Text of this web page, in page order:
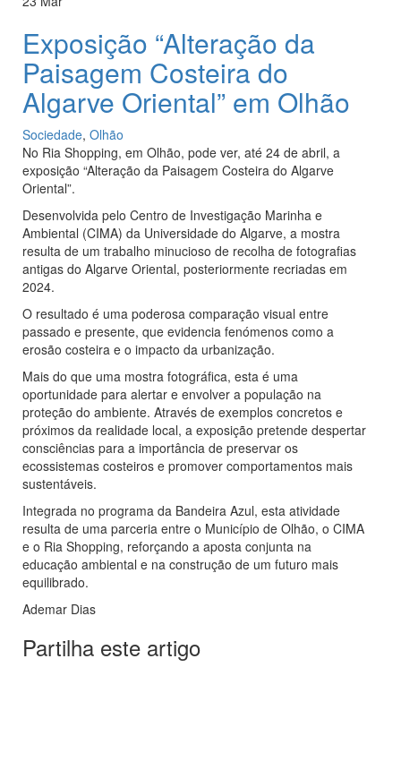
Exposição “Alteração da
Paisagem Costeira do
Algarve Oriental” em Olhão
Sociedade, Olhão
No Ria Shopping, em Olhão, pode ver, até 24 de abril, a
exposição “Alteração da Paisagem Costeira do Algarve
Oriental”.
Desenvolvida pelo Centro de Investigação Marinha e
Ambiental (CIMA) da Universidade do Algarve, a mostra
resulta de um trabalho minucioso de recolha de fotografias
antigas do Algarve Oriental, posteriormente recriadas em
2024.
O resultado é uma poderosa comparação visual entre
passado e presente, que evidencia fenómenos como a
erosão costeira e o impacto da urbanização.
Mais do que uma mostra fotográfica, esta é uma
oportunidade para alertar e envolver a população na
proteção do ambiente. Através de exemplos concretos e
próximos da realidade local, a exposição pretende despertar
consciências para a importância de preservar os
ecossistemas costeiros e promover comportamentos mais
sustentáveis.
Integrada no programa da Bandeira Azul, esta atividade
resulta de uma parceria entre o Município de Olhão, o CIMA
e o Ria Shopping, reforçando a aposta conjunta na
educação ambiental e na construção de um futuro mais
equilibrado.
Ademar Dias
Partilha este artigo